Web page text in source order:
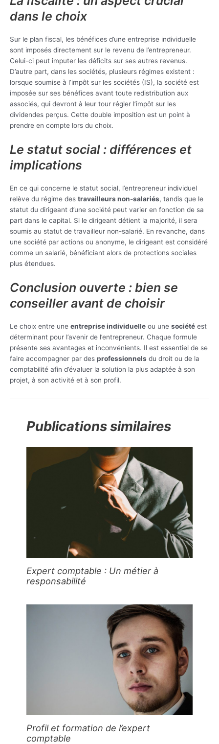
dans le choix
Sur le plan fiscal, les bénéfices d’une entreprise individuelle
sont imposés directement sur le revenu de l’entrepreneur.
Celui-ci peut imputer les déficits sur ses autres revenus.
D’autre part, dans les sociétés, plusieurs régimes existent :
lorsque soumise à l’impôt sur les sociétés (IS), la société est
imposée sur ses bénéfices avant toute redistribution aux
associés, qui devront à leur tour régler l’impôt sur les
dividendes perçus. Cette double imposition est un point à
prendre en compte lors du choix.
Le statut social : différences et
implications
En ce qui concerne le statut social, l’entrepreneur individuel
relève du régime des travailleurs non-salariés, tandis que le
statut du dirigeant d’une société peut varier en fonction de sa
part dans le capital. Si le dirigeant détient la majorité, il sera
soumis au statut de travailleur non-salarié. En revanche, dans
une société par actions ou anonyme, le dirigeant est considéré
comme un salarié, bénéficiant alors de protections sociales
plus étendues.
Conclusion ouverte : bien se
conseiller avant de choisir
Le choix entre une entreprise individuelle ou une société est
déterminant pour l’avenir de l’entrepreneur. Chaque formule
présente ses avantages et inconvénients. Il est essentiel de se
faire accompagner par des professionnels du droit ou de la
comptabilité afin d’évaluer la solution la plus adaptée à son
projet, à son activité et à son profil.
Publications similaires
Expert comptable : Un métier à
responsabilité
Profil et formation de l’expert
comptable